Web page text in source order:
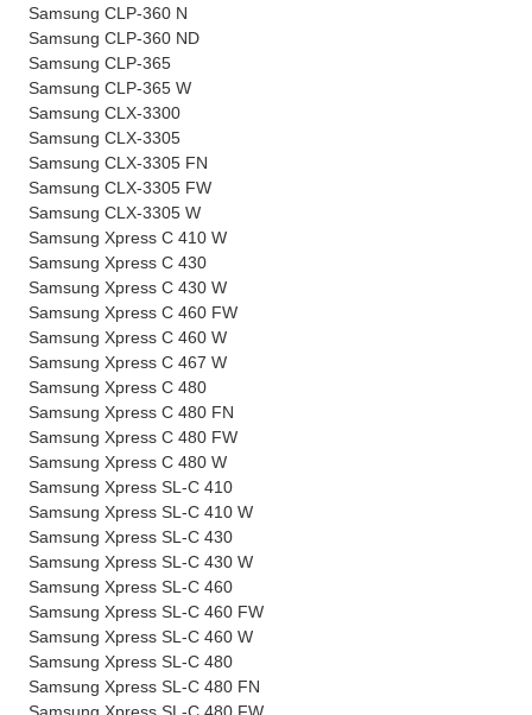
Samsung CLP-360 N
Samsung CLP-360 ND
Samsung CLP-365
Samsung CLP-365 W
Samsung CLX-3300
Samsung CLX-3305
Samsung CLX-3305 FN
Samsung CLX-3305 FW
Samsung CLX-3305 W
Samsung Xpress C 410 W
Samsung Xpress C 430
Samsung Xpress C 430 W
Samsung Xpress C 460 FW
Samsung Xpress C 460 W
Samsung Xpress C 467 W
Samsung Xpress C 480
Samsung Xpress C 480 FN
Samsung Xpress C 480 FW
Samsung Xpress C 480 W
Samsung Xpress SL-C 410
Samsung Xpress SL-C 410 W
Samsung Xpress SL-C 430
Samsung Xpress SL-C 430 W
Samsung Xpress SL-C 460
Samsung Xpress SL-C 460 FW
Samsung Xpress SL-C 460 W
Samsung Xpress SL-C 480
Samsung Xpress SL-C 480 FN